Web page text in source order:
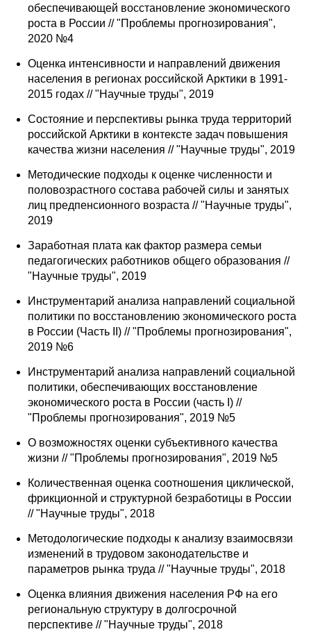
обеспечивающей восстановление экономического
роста в России // "Проблемы прогнозирования",
2020 №4
Оценка интенсивности и направлений движения
населения в регионах российской Арктики в 1991-
2015 годах // "Научные труды", 2019
Состояние и перспективы рынка труда территорий
российской Арктики в контексте задач повышения
качества жизни населения // "Научные труды", 2019
Методические подходы к оценке численности и
половозрастного состава рабочей силы и занятых
лиц предпенсионного возраста // "Научные труды",
2019
Заработная плата как фактор размера семьи
педагогических работников общего образования //
"Научные труды", 2019
Инструментарий анализа направлений социальной
политики по восстановлению экономического роста
в России (Часть II) // "Проблемы прогнозирования",
2019 №6
Инструментарий анализа направлений социальной
политики, обеспечивающих восстановление
экономического роста в России (часть I) //
"Проблемы прогнозирования", 2019 №5
О возможностях оценки субъективного качества
жизни // "Проблемы прогнозирования", 2019 №5
Количественная оценка соотношения циклической,
фрикционной и структурной безработицы в России
// "Научные труды", 2018
Методологические подходы к анализу взаимосвязи
изменений в трудовом законодательстве и
параметров рынка труда // "Научные труды", 2018
Оценка влияния движения населения РФ на его
региональную структуру в долгосрочной
перспективе // "Научные труды", 2018